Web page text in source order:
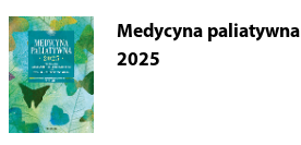
Medycyna paliatywna
2025